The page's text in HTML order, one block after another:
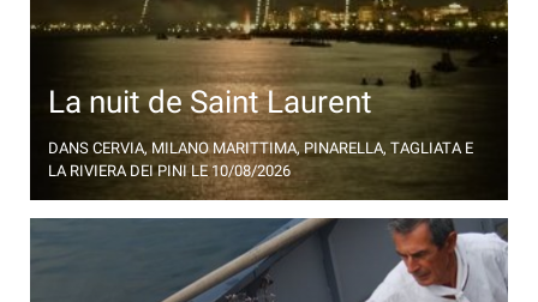
La nuit de Saint Laurent
Charme, magie et mystère sont les fils conducteurs
de la fête de Saint Laurent
DANS CERVIA, MILANO MARITTIMA, PINARELLA, TAGLIATA E
LA RIVIERA DEI PINILE 10/08/2026